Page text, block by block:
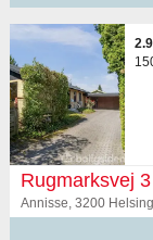
Rugmarksvej 3
Annisse, 3200